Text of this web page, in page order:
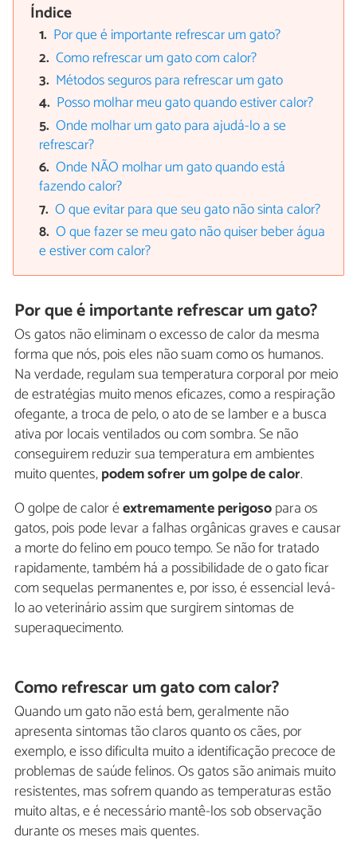
Índice
Por que é importante refrescar um gato?
Como refrescar um gato com calor?
Métodos seguros para refrescar um gato
Posso molhar meu gato quando estiver calor?
Onde molhar um gato para ajudá-lo a se
refrescar?
Onde NÃO molhar um gato quando está
fazendo calor?
O que evitar para que seu gato não sinta calor?
O que fazer se meu gato não quiser beber água
e estiver com calor?
Por que é importante refrescar um gato?
Os gatos não eliminam o excesso de calor da mesma
forma que nós, pois eles não suam como os humanos.
Na verdade, regulam sua temperatura corporal por meio
de estratégias muito menos eficazes, como a respiração
ofegante, a troca de pelo, o ato de se lamber e a busca
ativa por locais ventilados ou com sombra. Se não
conseguirem reduzir sua temperatura em ambientes
muito quentes,podem sofrer um golpe de calor.
O golpe de calor éextremamente perigosopara os
gatos, pois pode levar a falhas orgânicas graves e causar
a morte do felino em pouco tempo. Se não for tratado
rapidamente, também há a possibilidade de o gato ficar
com sequelas permanentes e, por isso, é essencial levá-
lo ao veterinário assim que surgirem sintomas de
superaquecimento.
Como refrescar um gato com calor?
Quando um gato não está bem, geralmente não
apresenta sintomas tão claros quanto os cães, por
exemplo, e isso dificulta muito a identificação precoce de
problemas de saúde felinos. Os gatos são animais muito
resistentes, mas sofrem quando as temperaturas estão
muito altas, e é necessário mantê-los sob observação
durante os meses mais quentes.